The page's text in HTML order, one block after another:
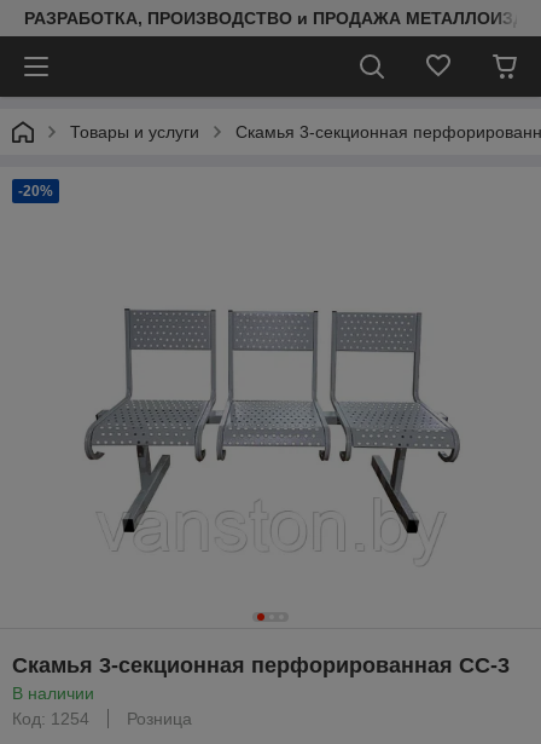
РАЗРАБОТКА, ПРОИЗВОДСТВО и ПРОДАЖА
Товары и услуги Скамья 3-секционная
-20%
Скамья 3-секционная перфорированная СС-3
В наличии
Код: 1254
Розница